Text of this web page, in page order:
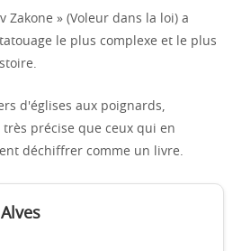
Zakone » (Voleur dans la loi) a
le plus complexe et le plus
d'églises aux poignards,
précise que ceux qui en
déchiffrer comme un livre.